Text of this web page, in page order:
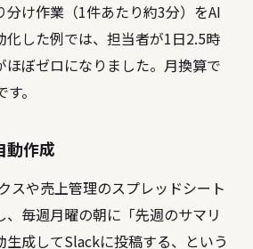
分け作業（1件あたり約3分）をAI
化した例では、担当者が1日2.5時
ほぼゼロになりました。月換算で
。
動作成
スや売上管理のスプレッドシート
、毎週月曜の朝に「先週のサマリ
生成してSlackに投稿する、という